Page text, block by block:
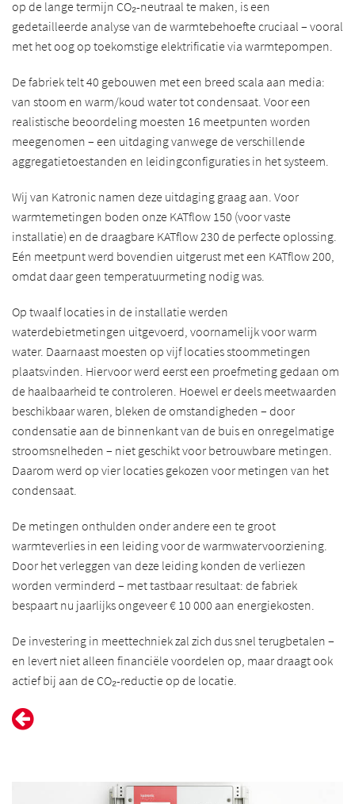
op de lange termijn CO₂-neutraal te maken, is een
gedetailleerde analyse van de warmtebehoefte cruciaal – vooral
met het oog op toekomstige elektrificatie via warmtepompen.
De fabriek telt 40 gebouwen met een breed scala aan media:
van stoom en warm/koud water tot condensaat. Voor een
realistische beoordeling moesten 16 meetpunten worden
meegenomen – een uitdaging vanwege de verschillende
aggregatietoestanden en leidingconfiguraties in het systeem.
Wij van Katronic namen deze uitdaging graag aan. Voor
warmtemetingen boden onze KATflow 150 (voor vaste
installatie) en de draagbare KATflow 230 de perfecte oplossing.
Eén meetpunt werd bovendien uitgerust met een KATflow 200,
omdat daar geen temperatuurmeting nodig was.
Op twaalf locaties in de installatie werden
waterdebietmetingen uitgevoerd, voornamelijk voor warm
water. Daarnaast moesten op vijf locaties stoommetingen
plaatsvinden. Hiervoor werd eerst een proefmeting gedaan om
de haalbaarheid te controleren. Hoewel er deels meetwaarden
beschikbaar waren, bleken de omstandigheden – door
condensatie aan de binnenkant van de buis en onregelmatige
stroomsnelheden – niet geschikt voor betrouwbare metingen.
Daarom werd op vier locaties gekozen voor metingen van het
condensaat.
De metingen onthulden onder andere een te groot
warmteverlies in een leiding voor de warmwatervoorziening.
Door het verleggen van deze leiding konden de verliezen
worden verminderd – met tastbaar resultaat: de fabriek
bespaart nu jaarlijks ongeveer € 10 000 aan energiekosten.
De investering in meettechniek zal zich dus snel terugbetalen –
en levert niet alleen financiële voordelen op, maar draagt ook
actief bij aan de CO₂-reductie op de locatie.